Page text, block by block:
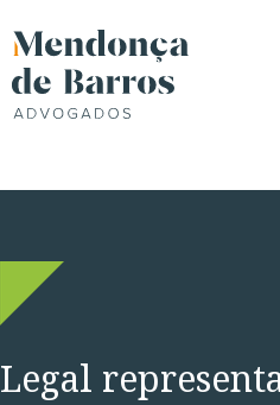
Legal